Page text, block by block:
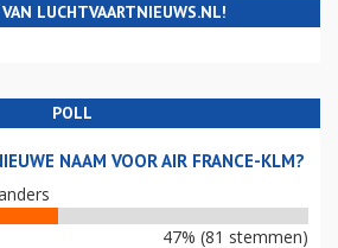
VAN LUCHTVAARTNIEUWS.NL!
POLL
NAAM VOOR AIR FRANCE-KLM?
47% (81 stemmen)